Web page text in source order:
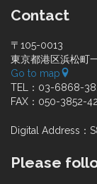
Contact
〒105-0013
東京都港区浜松町
Go to map
TEL：03-6868-
FAX：050-3852-
Digital Address：
Please